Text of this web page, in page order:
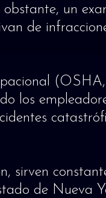
un
de
los
sirven
de Nueva